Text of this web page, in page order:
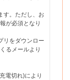
す。ただし、お
が必須となり
リをダウンロー
るメールより
電切れ)により